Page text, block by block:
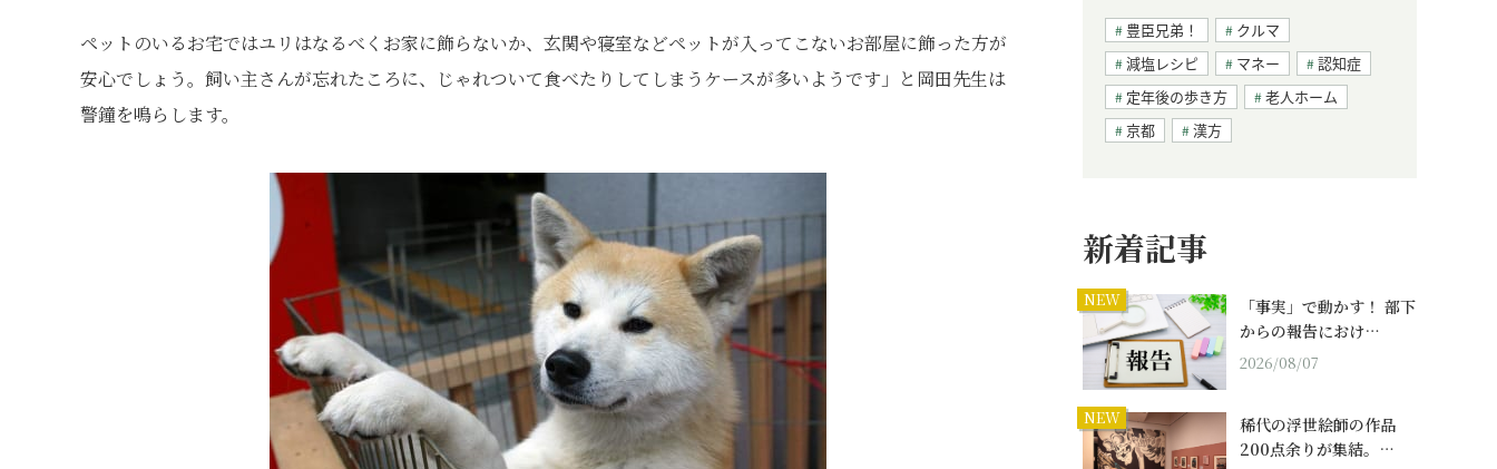
ペットのいるお宅ではユリはなるべくお家に飾らないか、玄関や寝室などペットが入ってこないお部屋に飾った方が
安心でしょう。飼い主さんが忘れたころに、じゃれついて食べたりしてしまうケースが多いようです」と岡田先生は
警鐘を鳴らします。
豊臣兄弟！
クルマ
減塩レシピ
マネー
認知症
定年後の歩き方
老人ホーム
京都
漢方
新着記事
NEW
「事実」で動かす！ 部下
からの報告におけ…
2026/08/07
NEW
稀代の浮世絵師の作品
200点余りが集結。…